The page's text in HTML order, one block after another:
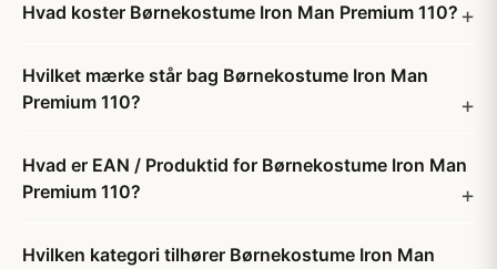
Hvad koster Børnekostume Iron Man Premium 110?
Hvilket mærke står bag Børnekostume Iron Man
Premium 110?
Hvad er EAN / Produktid for Børnekostume Iron Man
Premium 110?
Hvilken kategori tilhører Børnekostume Iron Man